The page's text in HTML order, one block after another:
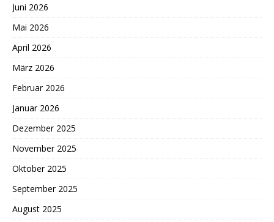
Juni 2026
Mai 2026
April 2026
März 2026
Februar 2026
Januar 2026
Dezember 2025
November 2025
Oktober 2025
September 2025
August 2025